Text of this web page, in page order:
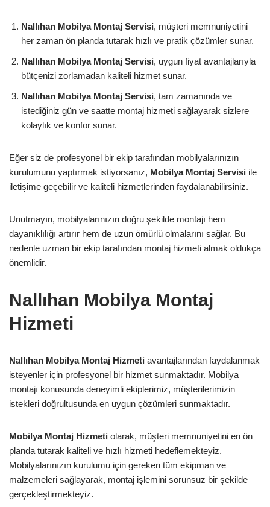
Nallıhan Mobilya Montaj Servisi, müşteri memnuniyetini
her zaman ön planda tutarak hızlı ve pratik çözümler sunar.
Nallıhan Mobilya Montaj Servisi, uygun fiyat avantajlarıyla
bütçenizi zorlamadan kaliteli hizmet sunar.
Nallıhan Mobilya Montaj Servisi, tam zamanında ve
istediğiniz gün ve saatte montaj hizmeti sağlayarak sizlere
kolaylık ve konfor sunar.
Eğer siz de profesyonel bir ekip tarafından mobilyalarınızın
kurulumunu yaptırmak istiyorsanız, Mobilya Montaj Servisi ile
iletişime geçebilir ve kaliteli hizmetlerinden faydalanabilirsiniz.
Unutmayın, mobilyalarınızın doğru şekilde montajı hem
dayanıklılığı artırır hem de uzun ömürlü olmalarını sağlar. Bu
nedenle uzman bir ekip tarafından montaj hizmeti almak oldukça
önemlidir.
Nallıhan Mobilya Montaj
Hizmeti
Nallıhan Mobilya Montaj Hizmeti avantajlarından faydalanmak
isteyenler için profesyonel bir hizmet sunmaktadır. Mobilya
montajı konusunda deneyimli ekiplerimiz, müşterilerimizin
istekleri doğrultusunda en uygun çözümleri sunmaktadır.
Mobilya Montaj Hizmeti olarak, müşteri memnuniyetini en ön
planda tutarak kaliteli ve hızlı hizmeti hedeflemekteyiz.
Mobilyalarınızın kurulumu için gereken tüm ekipman ve
malzemeleri sağlayarak, montaj işlemini sorunsuz bir şekilde
gerçekleştirmekteyiz.